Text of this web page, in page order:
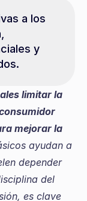
a los
y
limitar la
mejorar la
ayudan a
depender
del
es clave